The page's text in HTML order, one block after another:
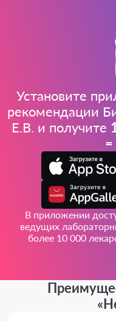
Установите
рекомендации
Е.В. и получите
=
В приложении
ведущих
более 10 000